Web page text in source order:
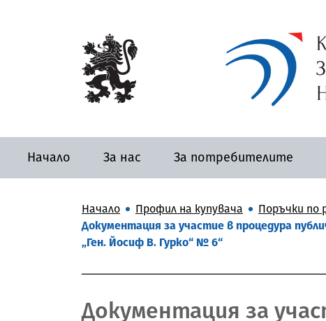
Начало За нас За потребителите
Начало Профил на купувача Поръчки по
Документация за участие в процедура
„Ген. Йосиф В. Гурко“ № 6“
Документация за